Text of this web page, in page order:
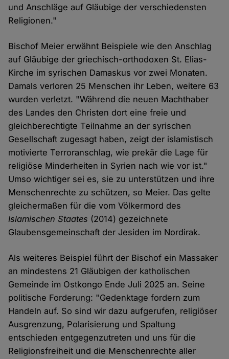
und Anschläge auf Gläubige der verschiedensten
Religionen."
Bischof Meier erwähnt Beispiele wie den Anschlag
auf Gläubige der griechisch-orthodoxen St. Elias-
Kirche im syrischen Damaskus vor zwei Monaten.
Damals verloren 25 Menschen ihr Leben, weitere 63
wurden verletzt. "Während die neuen Machthaber
des Landes den Christen dort eine freie und
gleichberechtigte Teilnahme an der syrischen
Gesellschaft zugesagt haben, zeigt der islamistisch
motivierte Terroranschlag, wie prekär die Lage für
religiöse Minderheiten in Syrien nach wie vor ist."
Umso wichtiger sei es, sie zu unterstützen und ihre
Menschenrechte zu schützen, so Meier. Das gelte
gleichermaßen für die vom Völkermord des
Islamischen Staates (2014) gezeichnete
Glaubensgemeinschaft der Jesiden im Nordirak.
Als weiteres Beispiel führt der Bischof ein Massaker
an mindestens 21 Gläubigen der katholischen
Gemeinde im Ostkongo Ende Juli 2025 an. Seine
politische Forderung: "Gedenktage fordern zum
Handeln auf. So sind wir dazu aufgerufen, religiöser
Ausgrenzung, Polarisierung und Spaltung
entschieden entgegenzutreten und uns für die
Religionsfreiheit und die Menschenrechte aller